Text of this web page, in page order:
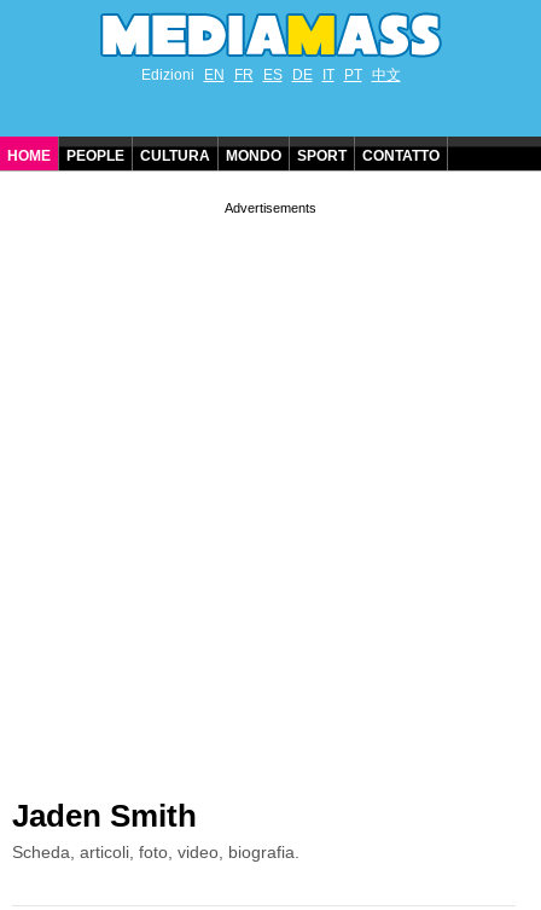
Edizioni EN FR ES DE IT PT 中文
HOME PEOPLE CULTURA MONDO SPORT CONTATTO
Jaden Smith
Scheda, articoli, foto, video, biografia.